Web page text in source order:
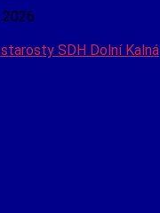
2026
SDH Dolní Kalná